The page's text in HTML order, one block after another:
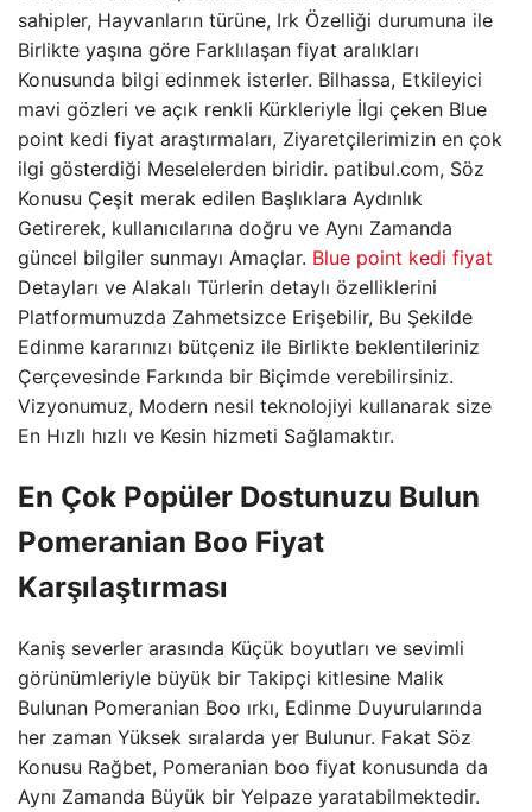
sahipler, Hayvanların türüne, Irk Özelliği durumuna ile
Birlikte yaşına göre Farklılaşan fiyat aralıkları
Konusunda bilgi edinmek isterler. Bilhassa, Etkileyici
mavi gözleri ve açık renkli Kürkleriyle İlgi çeken Blue
point kedi fiyat araştırmaları, Ziyaretçilerimizin en çok
ilgi gösterdiği Meselelerden biridir. patibul.com, Söz
Konusu Çeşit merak edilen Başlıklara Aydınlık
Getirerek, kullanıcılarına doğru ve Aynı Zamanda
güncel bilgiler sunmayı Amaçlar. Blue point kedi fiyat
Detayları ve Alakalı Türlerin detaylı özelliklerini
Platformumuzda Zahmetsizce Erişebilir, Bu Şekilde
Edinme kararınızı bütçeniz ile Birlikte beklentileriniz
Çerçevesinde Farkında bir Biçimde verebilirsiniz.
Vizyonumuz, Modern nesil teknolojiyi kullanarak size
En Hızlı hızlı ve Kesin hizmeti Sağlamaktır.
En Çok Popüler Dostunuzu Bulun
Pomeranian Boo Fiyat
Karşılaştırması
Kaniş severler arasında Küçük boyutları ve sevimli
görünümleriyle büyük bir Takipçi kitlesine Malik
Bulunan Pomeranian Boo ırkı, Edinme Duyurularında
her zaman Yüksek sıralarda yer Bulunur. Fakat Söz
Konusu Rağbet, Pomeranian boo fiyat konusunda da
Aynı Zamanda Büyük bir Yelpaze yaratabilmektedir.